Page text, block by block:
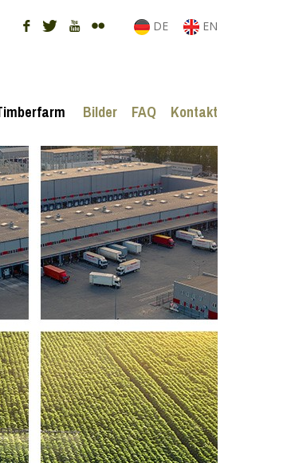
DE EN
Bilder FAQ Kontakt